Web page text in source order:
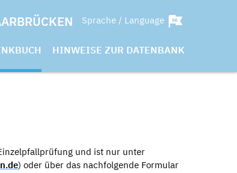
Sprache / Language
HINWEISE ZUR DATENBANK
und ist nur unter
) oder über das nachfolgende Formular